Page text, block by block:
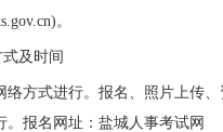
。
及时间
方式进行。报名、照片上传、
。报名网址：盐城人事考试网